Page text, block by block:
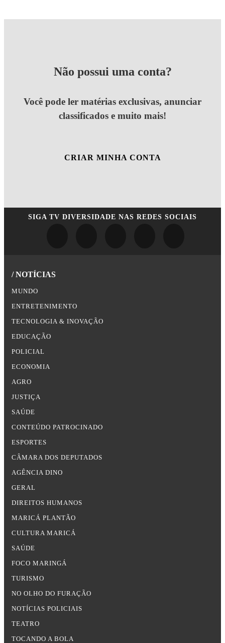
Não possui uma conta?
Você pode ler matérias exclusivas, anunciar
classificados e muito mais!
CRIAR MINHA CONTA
SIGA TV DIVERSIDADE NAS REDES SOCIAIS
/ NOTÍCIAS
MUNDO
ENTRETENIMENTO
TECNOLOGIA & INOVAÇÃO
EDUCAÇÃO
POLICIAL
ECONOMIA
AGRO
JUSTIÇA
SAÚDE
CONTEÚDO PATROCINADO
ESPORTES
CÂMARA DOS DEPUTADOS
AGÊNCIA DINO
GERAL
DIREITOS HUMANOS
MARICÁ PLANTÃO
CULTURA MARICÁ
SAÚDE
FOCO MARINGÁ
TURISMO
NO OLHO DO FURAÇÃO
NOTÍCIAS POLICIAIS
TEATRO
TOCANDO A BOLA